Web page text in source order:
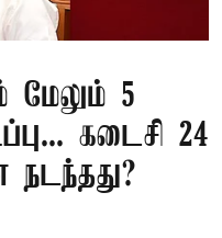
மேலும் 5
கடைசி 24